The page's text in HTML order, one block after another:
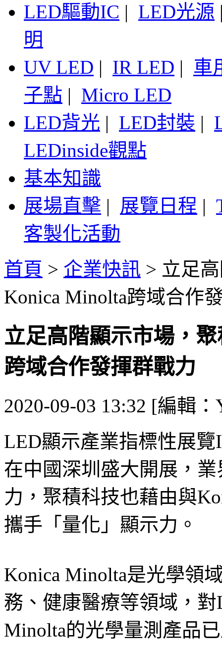
LED驅動IC | LED光源
明
UV LED | IR LED | 車
子點 | Micro LED
LED背光 | LED封裝 |
LEDinside觀點
基本知識
展場直擊 | 展覽日程 |
客製化活動
首頁 > 企業快訊 > 立足
Konica Minolta跨域合作
立足高階顯示市場，
跨域合作發揮群戰力
2020-09-03 13:32 [編輯
LED顯示產業指標性展覽
在中國深圳盛大開展，
力，聚積科技也藉由與
攜手「量化」顯示力。
Konica Minolta是光學領
務、健康醫療等領域，
Minolta的光學量測產品